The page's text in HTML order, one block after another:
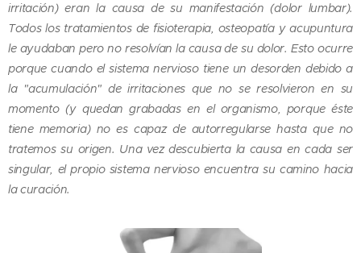
irritación) eran la causa de su manifestación (dolor lumbar).
Todos los tratamientos de fisioterapia, osteopatía y acupuntura
le ayudaban pero no resolvían la causa de su dolor. Esto ocurre
porque cuando el sistema nervioso tiene un desorden debido a
la "acumulación" de irritaciones que no se resolvieron en su
momento (y quedan grabadas en el organismo, porque éste
tiene memoria) no es capaz de autorregularse hasta que no
tratemos su origen. Una vez descubierta la causa en cada ser
singular, el propio sistema nervioso encuentra su camino hacia
la curación.